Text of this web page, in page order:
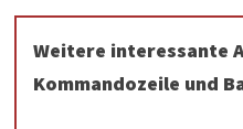
Weitere interessante
Kommandozeile und